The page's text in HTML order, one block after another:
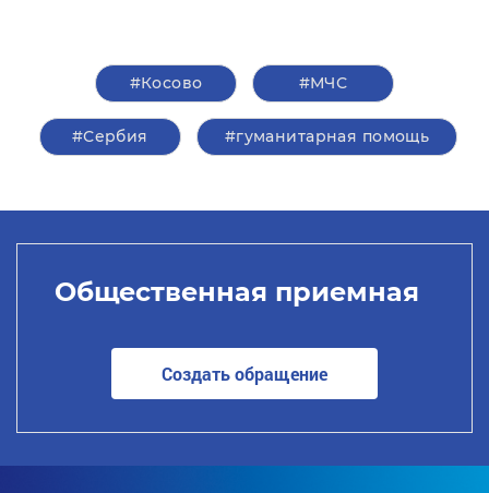
#Косово #МЧС
#Сербия #гуманитарная помощь
Общественная приемная
Создать обращение